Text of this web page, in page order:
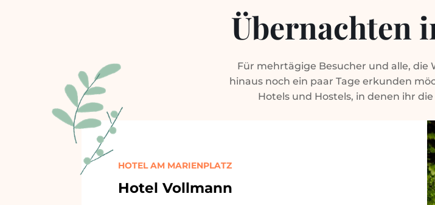
Übernachten
Für mehrtägige Besucher und alle, die
hinaus noch ein paar Tage erkunden
Hotels und Hostels, in denen ihr
HOTEL AM MARIENPLATZ
Hotel Vollmann